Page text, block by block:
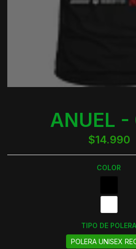
ANUEL -
$14.990
COLOR
TIPO DE POLERA
POLERA UNISEX